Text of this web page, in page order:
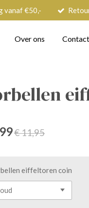
vanaf €50,-
Over ons Contact
€ 11,95
eiffeltoren coin